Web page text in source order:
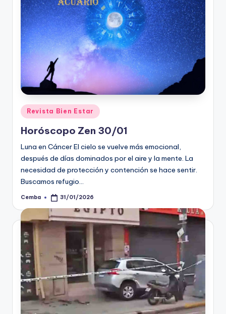
Posted
in
Revista Bien Estar
Horóscopo Zen 30/01
Luna en Cáncer El cielo se vuelve más emocional,
después de días dominados por el aire y la mente. La
necesidad de protección y contención se hace sentir.
Buscamos refugio…
Posted
Cemba 31/01/2026